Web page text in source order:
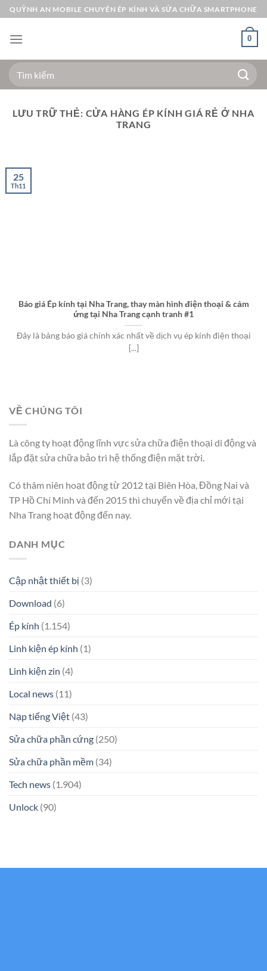
Bỏ
qua
nội
QUỲNH AN MOBILE CHUYÊN ÉP KÍNH VÀ SỬA CHỮA SMARTPHONE
0
Tìm
kiếm:
LƯU TRỮ THẺ: CỬA HÀNG ÉP KÍNH GIÁ RẺ Ở NHA
TRANG
Báo giá Ép kính tại Nha Trang, thay màn hình điện thoại & cảm
ứng tại Nha Trang cạnh tranh #1
Đây là bảng báo giá chính xác nhất về dịch vụ ép kính điện thoại
[...]
25
Th11
VỀ CHÚNG TÔI
Là công ty hoạt động lĩnh vực sửa chữa điện thoại di động và
lắp đặt sửa chữa bảo trì hệ thống điện mặt trời.
Có thâm niên hoạt động từ 2012 tại Biên Hòa, Đồng Nai và
TP Hồ Chí Minh và đến 2015 thì chuyển về địa chỉ mới tại
Nha Trang hoạt động đến nay.
DANH MỤC
Cập nhật thiết bị (3)
Download (6)
Ép kính (1.154)
Linh kiện ép kính (1)
Linh kiện zin (4)
Local news (11)
Nạp tiếng Việt (43)
Sửa chữa phần cứng (250)
Sửa chữa phần mềm (34)
Tech news (1.904)
Unlock (90)